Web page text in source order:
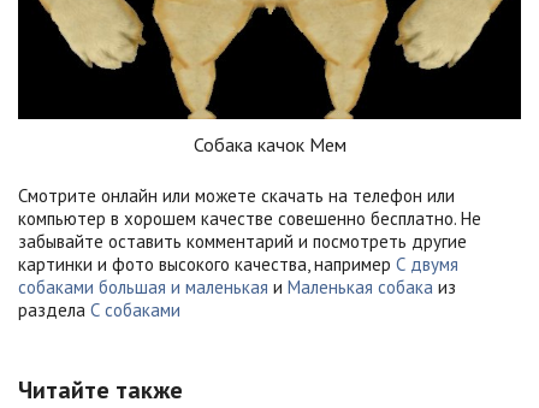
Собака качок Мем
Смотрите онлайн или можете скачать на телефон или
компьютер в хорошем качестве совешенно бесплатно. Не
забывайте оставить комментарий и посмотреть другие
картинки и фото высокого качества, например С двумя
собаками большая и маленькая и Маленькая собака из
раздела С собаками
Читайте также